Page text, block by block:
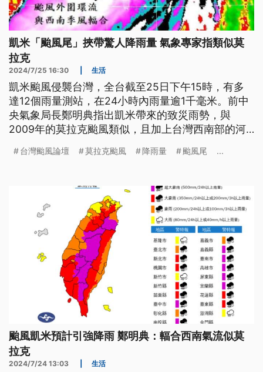
凱米「颱風尾」挾帶驚人降雨量 氣象專家指類似莫
拉克
2024/7/25 16:30 生活
凱米颱風侵襲台灣，全台截至25日下午15時，有多
達12個雨量測站，在24小時內雨量逾1千毫米。前中
央氣象局長鄭明典指出凱米帶來的致災雨勢，與
2009年的莫拉克颱風類似，且加上台灣西南部的河
強作用，讓地形雨下得更大、更久。
台灣颱風論壇 莫拉克颱風 降雨量 颱風尾 ...
颱風凱米預計引強降雨 鄭明典：輻合西南氣流似莫
拉克
2024/7/24 13:03 生活